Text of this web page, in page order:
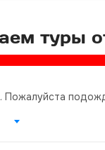
туры
Пожалуйста